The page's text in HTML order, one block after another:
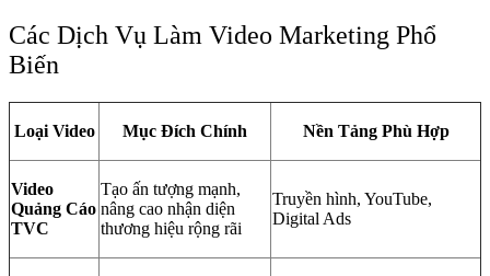
Các Dịch Vụ Làm Video Marketing Phổ
Biến
Loại Video Mục Đích Chính Nền Tảng Phù Hợp
Video
Quảng Cáo
TVC
Tạo ấn tượng mạnh,
nâng cao nhận diện
thương hiệu rộng rãi
Truyền hình, YouTube,
Digital Ads